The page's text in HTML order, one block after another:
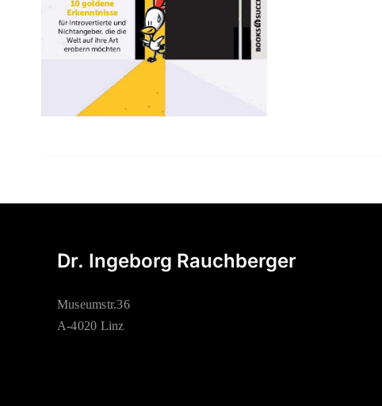
Dr. Ingeborg Rauchberger
Museumstr.36
A-4020 Linz